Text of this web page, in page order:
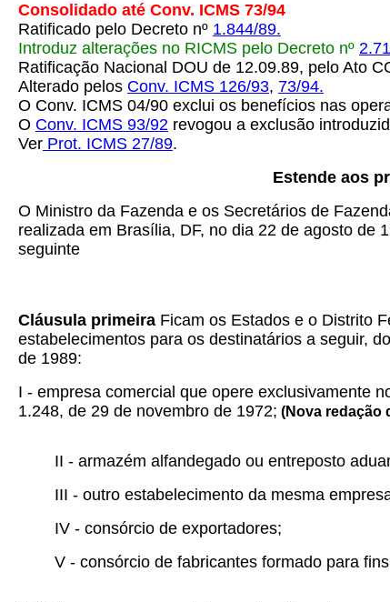
Consolidado até Conv. ICMS 73/94
Ratificado pelo Decreto nº 1.844/89.
Introduz alterações no RICMS pelo Decreto nº
Ratificação Nacional DOU de 12.09.89, pelo Ato
Alterado pelos Conv. ICMS 126/93, 73/94.
O Conv. ICMS 04/90 exclui os benefícios nas
O Conv. ICMS 93/92 revogou a exclusão
Ver Prot. ICMS 27/89.
Estende aos
O Ministro da Fazenda e os Secretários de
realizada em Brasília, DF, no dia 22 de agosto de
seguinte
Cláusula primeira Ficam os Estados e o Distrito
estabelecimentos para os destinatários a seguir,
de 1989:
I - empresa comercial que opere exclusivamente
1.248, de 29 de novembro de 1972; (Nova redação
II - armazém alfandegado ou entreposto
III - outro estabelecimento da mesma
IV - consórcio de exportadores;
V - consórcio de fabricantes formado para